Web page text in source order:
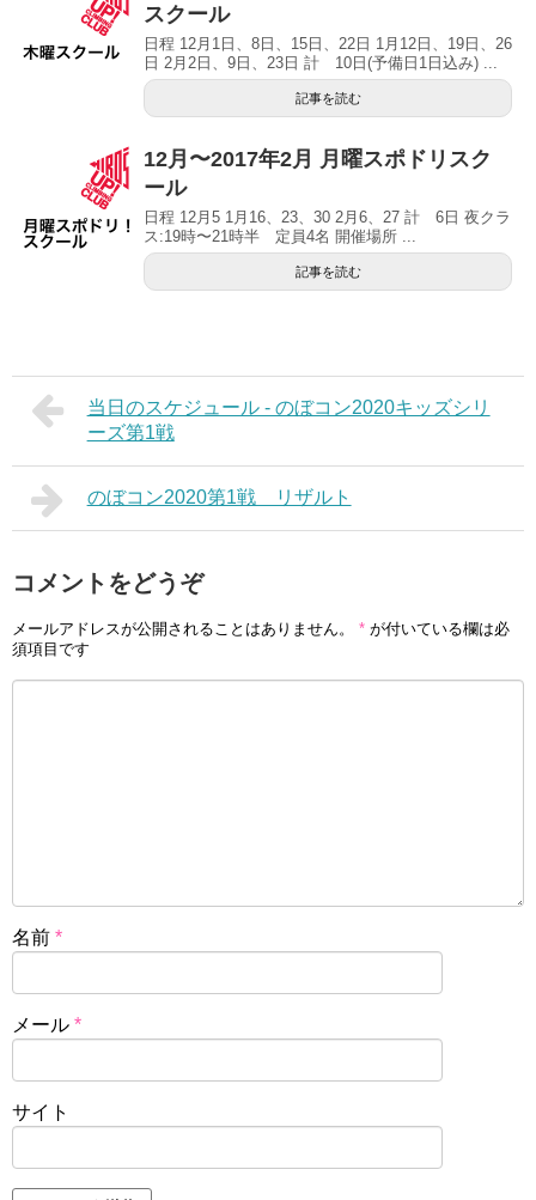
スクール
日程 12月1日、8日、15日、22日 1月12日、19日、26
日 2月2日、9日、23日 計 10日(予備日1日込み) ...
記事を読む
12月〜2017年2月 月曜スポドリスク
ール
日程 12月5 1月16、23、30 2月6、27 計 6日 夜クラ
ス:19時〜21時半 定員4名 開催場所 ...
記事を読む
当日のスケジュール - のぼコン2020キッズシリ
ーズ第1戦
のぼコン2020第1戦 リザルト
コメントをどうぞ
メールアドレスが公開されることはありません。 * が付いている欄は必
須項目です
名前 *
メール *
サイト